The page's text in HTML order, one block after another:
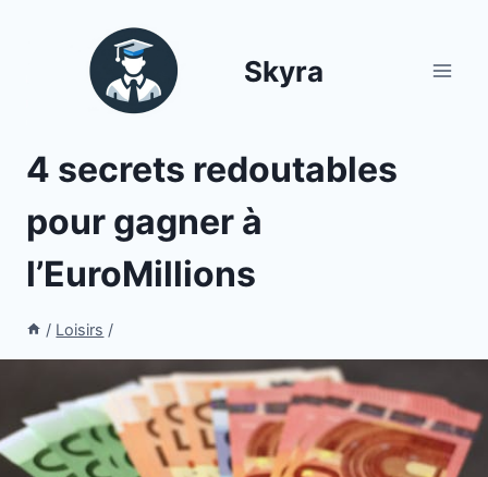
Skyra
4 secrets redoutables
pour gagner à
l’EuroMillions
/ Loisirs /